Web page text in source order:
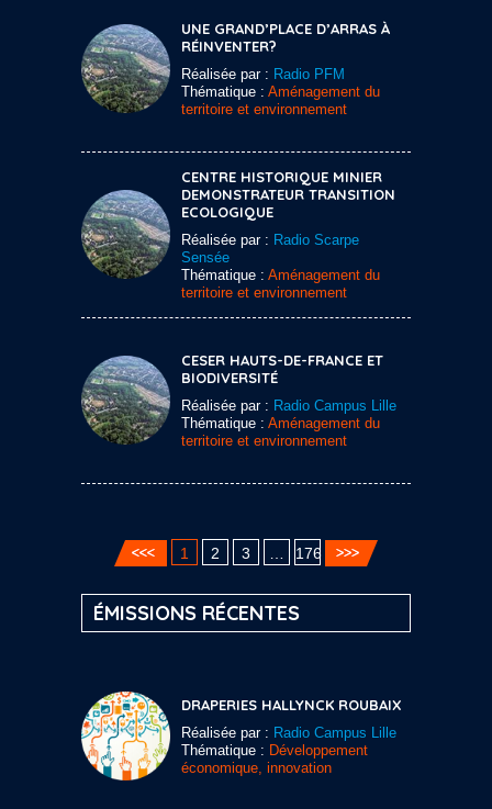
UNE GRAND’PLACE D’ARRAS À
RÉINVENTER?
Réalisée par : Radio PFM
Thématique : Aménagement du
territoire et environnement
CENTRE HISTORIQUE MINIER
DEMONSTRATEUR TRANSITION
ECOLOGIQUE
Réalisée par : Radio Scarpe
Sensée
Thématique : Aménagement du
territoire et environnement
CESER HAUTS-DE-FRANCE ET
BIODIVERSITÉ
Réalisée par : Radio Campus Lille
Thématique : Aménagement du
territoire et environnement
1 2 3 176
ÉMISSIONS RÉCENTES
DRAPERIES HALLYNCK ROUBAIX
Réalisée par : Radio Campus Lille
Thématique : Développement
économique, innovation